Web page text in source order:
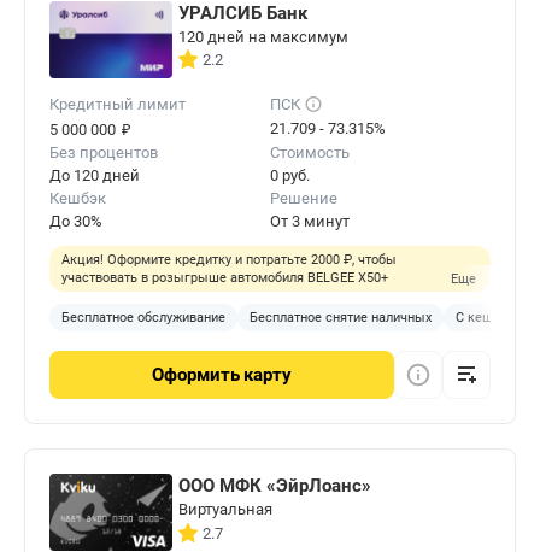
УРАЛСИБ Банк
120 дней на максимум
2.2
Кредитный лимит
5 000 000 ₽
ПСК
21.709 - 73.315%
Без процентов
До 120 дней
Стоимость
0 руб.
Кешбэк
До 30%
Решение
От 3 минут
Акция! Оформите кредитку и потратьте 2000 ₽, чтобы
участвовать в розыгрыше автомобиля BELGEE X50+
Еще
Бесплатное обслуживание Бесплатное снятие наличных С кешбэком
Оформить карту
ООО МФК «ЭйрЛоанс»
Виртуальная
2.7